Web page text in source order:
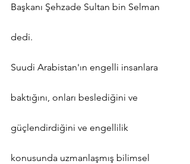
Başkanı Şehzade Sultan bin Selman
dedi.
Suudi Arabistan'ın engelli insanlara
baktığını, onları beslediğini ve
güçlendirdiğini ve engellilik
konusunda uzmanlaşmış bilimsel